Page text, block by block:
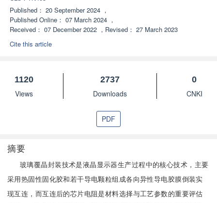
Published： 20 September 2024 ，
Published Online： 07 March 2024 ，
Received： 07 December 2022 ， Revised： 27 March 2023
Cite this article
1120
Views
2737
Downloads
0
CNKI
PDF
摘要
玻璃覆晶封装技术是液晶显示器生产过程中的核心技术，主要
采用热固性固化胶和若干导电颗粒组成各向异性导电胶膜倒装实
现互连，而互连后的芯片电阻是材料选择与工艺参数的重要评估